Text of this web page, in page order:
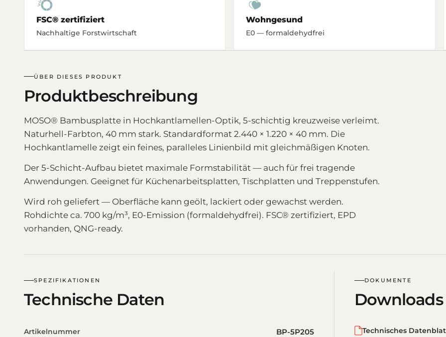
FSC® zertifiziert
Nachhaltige Forstwirtschaft
Wohngesund
E0 — formaldehydfrei
ÜBER DIESES PRODUKT
Produktbeschreibung
MOSO® Bambusplatte in Hochkantlamellen-Optik, 5-schichtig kreuzweise verleimt.
Naturhell-Farbton, 40 mm stark. Standardformat 2.440 × 1.220 × 40 mm. Die
Hochkantlamelle zeigt ein feines, paralleles Linienbild mit gleichmäßigen Knoten.
Der 5-Schicht-Aufbau bietet maximale Formstabilität — auch für frei tragende
Anwendungen. Geeignet für Küchenarbeitsplatten, Tischplatten und Treppenstufen.
Wird roh geliefert — Oberfläche kann geölt, lackiert oder gewachst werden.
Rohdichte ca. 700 kg/m³, E0-Emission (formaldehydfrei). FSC® zertifiziert, EPD
vorhanden, QNG-ready.
SPEZIFIKATIONEN
Technische Daten
Artikelnummer BP-5P205
DOKUMENTE
Downloads
Technisches